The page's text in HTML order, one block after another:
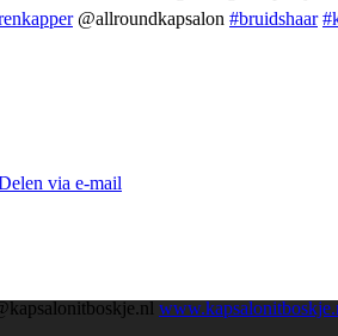
@allroundkapsalon #bruidshaar
via e-mail